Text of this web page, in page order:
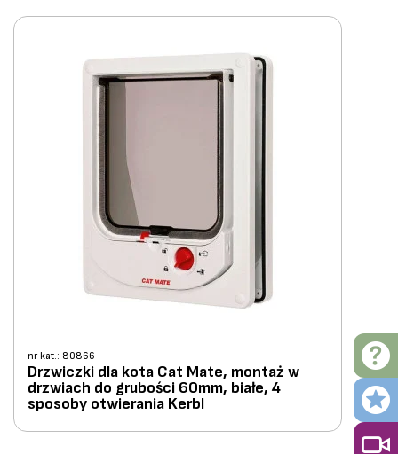
nr kat.: 80866
Drzwiczki dla kota Cat Mate, montaż w
drzwiach do grubości 60mm, białe, 4
sposoby otwierania Kerbl